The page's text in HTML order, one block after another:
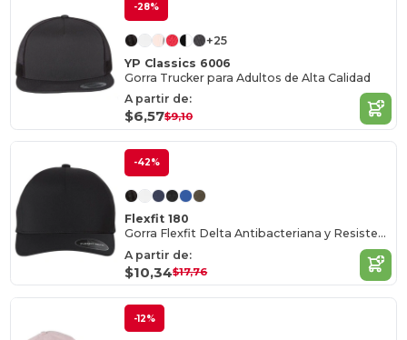
-28%
+25
YP Classics 6006
Gorra Trucker para Adultos de Alta Calidad
A partir de:
$6,57$9,10
-42%
Flexfit 180
Gorra Flexfit Delta Antibacteriana y Resistente
A partir de:
$10,34$17,76
-12%